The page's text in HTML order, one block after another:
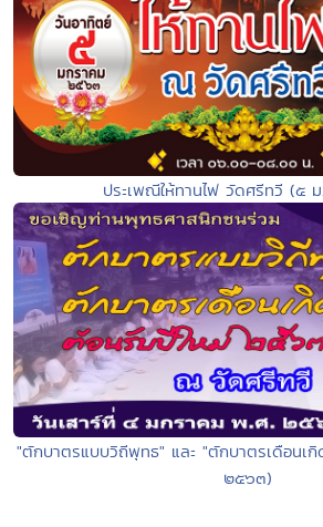
ประเพณีให้ทานไฟ วัดศรีทวี (๕
"ตักบาตรแบบวิถีพุทธ" และ "ตักบาตรเดือนเ
๒๕๖๓)